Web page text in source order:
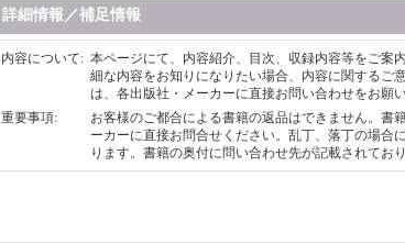
詳細情報／補足情報
内容について: 本ページにて、内容紹介、目次、収録内容等をご案
細な内容をお知りになりたい場合、内容に関するご
は、各出版社・メーカーに直接お問い合わせをお願い
重要事項:
お客様のご都合による書籍の返品はできません。書
ーカーに直接お問合せください。乱丁、落丁の場合
ります。書籍の奥付に問い合わせ先が記載されてお